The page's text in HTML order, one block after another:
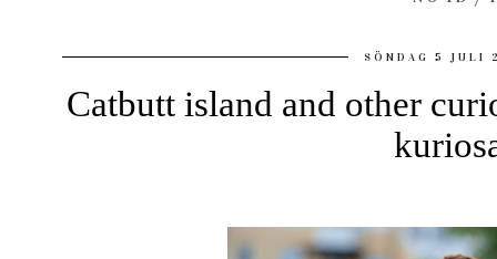
SÖNDAG 5 JULI
Catbutt island and other